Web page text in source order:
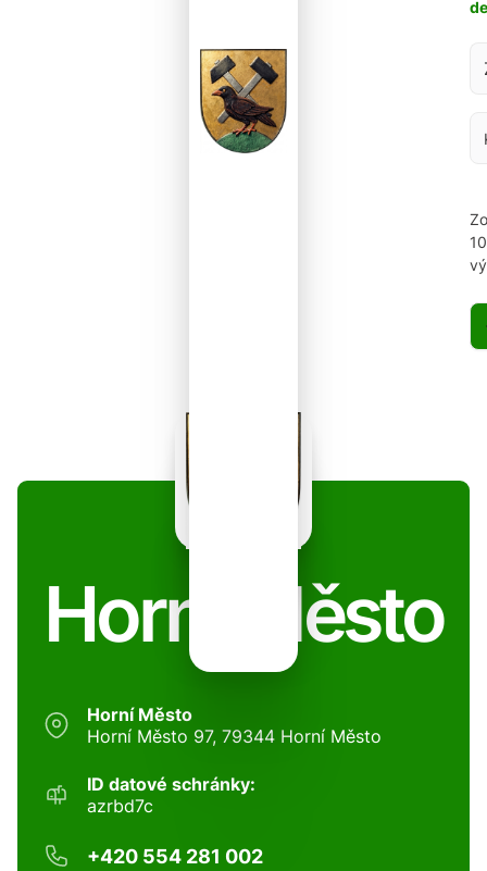
Horní Město
Horní Město
Horní Město 97, 79344 Horní Město
ID datové schránky:
azrbd7c
+420 554 281 002